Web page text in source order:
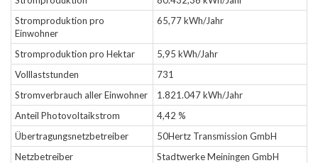
Stromproduktion pro
Einwohner
65,77 kWh/Jahr
Stromproduktion pro Hektar
5,95 kWh/Jahr
Volllaststunden
731
Stromverbrauch aller Einwohner
1.821.047 kWh/Jahr
Anteil Photovoltaikstrom
4,42 %
Übertragungsnetzbetreiber
50Hertz Transmission GmbH
Netzbetreiber
Stadtwerke Meiningen GmbH